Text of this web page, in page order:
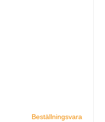
Beställningsvara